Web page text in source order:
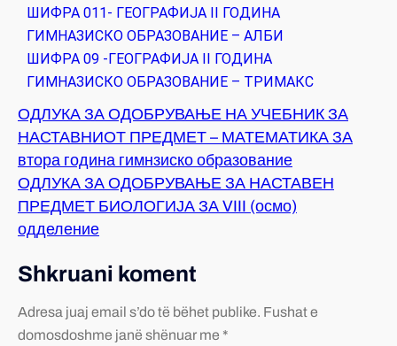
ШИФРА 011- ГЕОГРАФИЈА II ГОДИНА
ГИМНАЗИСКО ОБРАЗОВАНИЕ – АЛБИ
ШИФРА 09 -ГЕОГРАФИЈА II ГОДИНА
ГИМНАЗИСКО ОБРАЗОВАНИЕ – ТРИМАКС
ОДЛУКА ЗА ОДОБРУВАЊЕ НА УЧЕБНИК ЗА
НАСТАВНИОТ ПРЕДМЕТ – МАТЕМАТИКА ЗА
втора година гимнзиско образование
ОДЛУКА ЗА ОДОБРУВАЊЕ ЗА НАСТАВЕН
ПРЕДМЕТ БИОЛОГИЈА ЗА VIII (осмо)
одделение
Shkruani koment
Adresa juaj email s’do të bëhet publike. Fushat e
domosdoshme janë shënuar me *